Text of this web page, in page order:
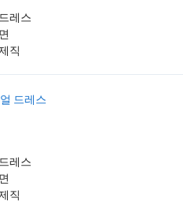
드레스
면
직
드레스
드레스
면
직